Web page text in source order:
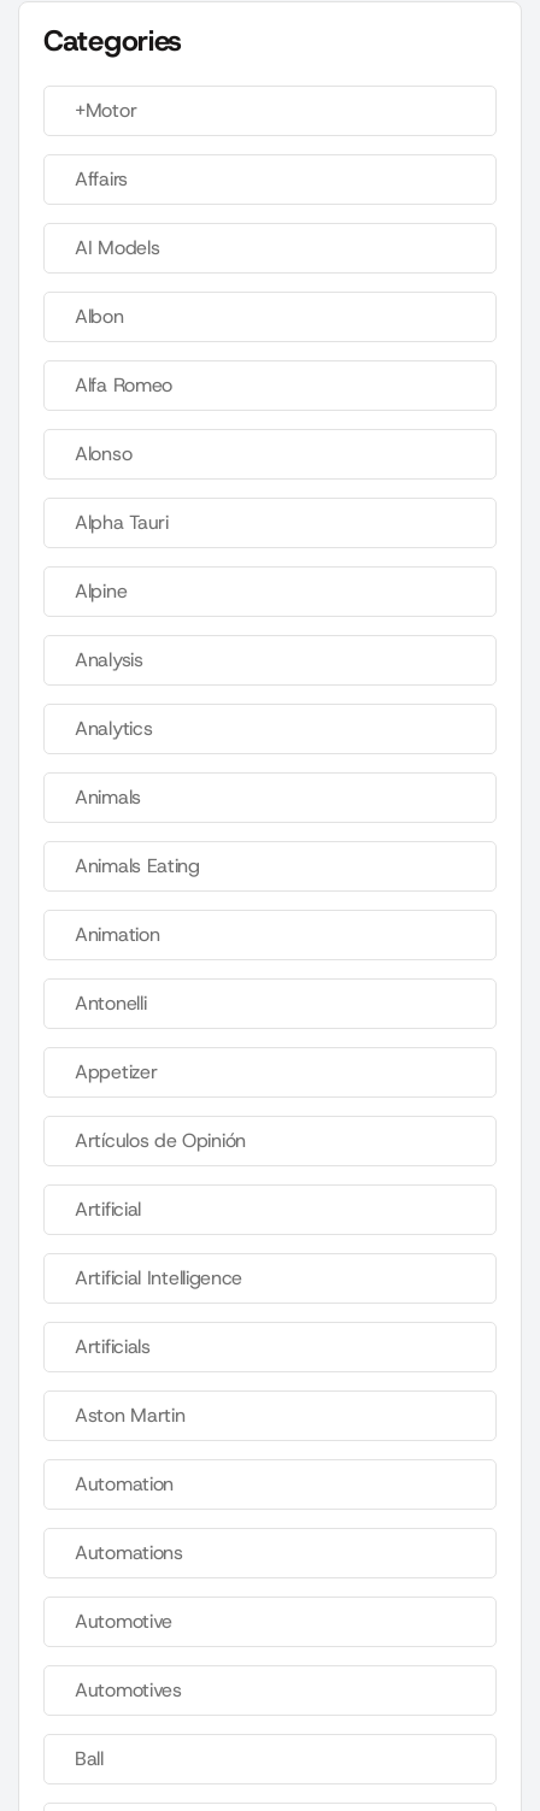
Categories
+Motor
Affairs
AI Models
Albon
Alfa Romeo
Alonso
Alpha Tauri
Alpine
Analysis
Analytics
Animals
Animals Eating
Animation
Antonelli
Appetizer
Artículos de Opinión
Artificial
Artificial Intelligence
Artificials
Aston Martin
Automation
Automations
Automotive
Automotives
Ball